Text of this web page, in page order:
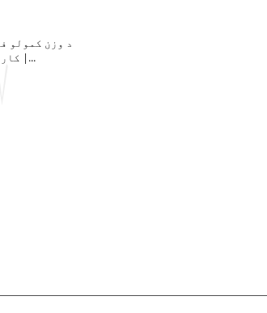
د وزن کمولو
کاره ماشین |...